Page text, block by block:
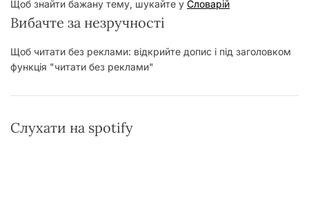
Щоб знайти бажану тему, шукайте у Словарій
Вибачте за незручності
Щоб читати без реклами: відкрийте допис і під заголовком
функція "читати без реклами"
Слухати на spotify